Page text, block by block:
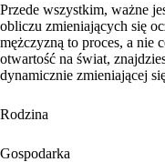
Przede wszystkim, ważne
obliczu zmieniających się
mężczyzną to proces, a nie
otwartość na świat,
dynamicznie zmieniającej
Rodzina
Gospodarka